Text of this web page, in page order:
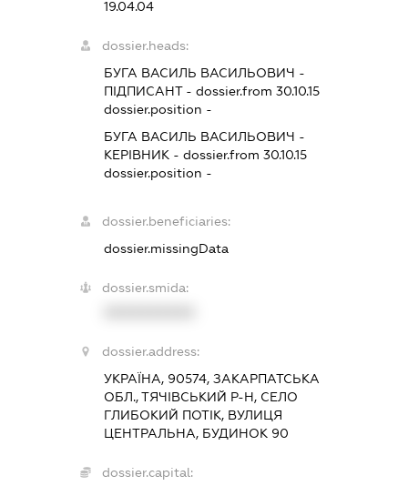
19.04.04
dossier.heads:
БУГА ВАСИЛЬ ВАСИЛЬОВИЧ -
ПІДПИСАНТ- dossier.from 30.10.15
dossier.position -
БУГА ВАСИЛЬ ВАСИЛЬОВИЧ -
КЕРІВНИК - dossier.from 30.10.15
dossier.position -
dossier.beneficiaries:
dossier.missingData
dossier.smida:
dossier.address:
УКРАЇНА, 90574, ЗАКАРПАТСЬКА
ОБЛ., ТЯЧІВСЬКИЙ Р-Н, СЕЛО
ГЛИБОКИЙ ПОТІК, ВУЛИЦЯ
ЦЕНТРАЛЬНА, БУДИНОК 90
dossier.capital: